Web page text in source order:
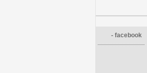
facebook -